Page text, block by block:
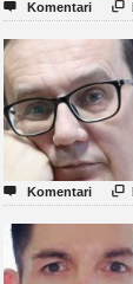
 Komentari 
 Komentari 